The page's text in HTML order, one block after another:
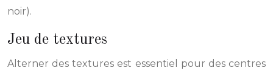
noir).
Jeu de textures
Alterner des textures est essentiel pour des centres